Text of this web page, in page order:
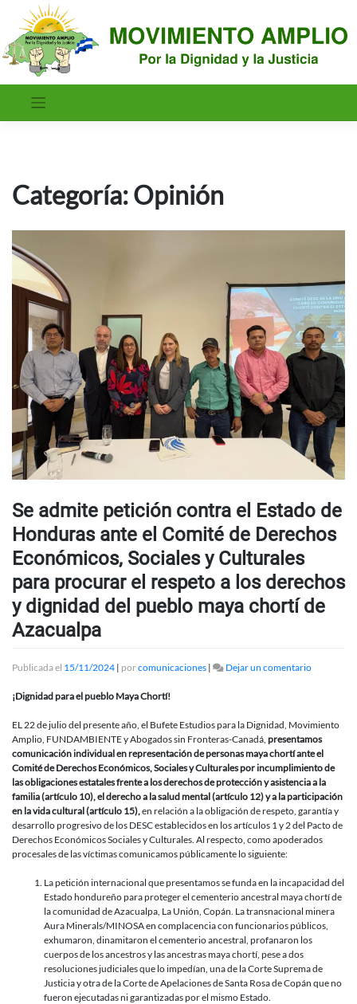
contenido
Categoría:Opinión
Se admite petición contra el Estado de
Honduras ante el Comité de Derechos
Económicos, Sociales y Culturales
para procurar el respeto a los derechos
y dignidad del pueblo maya chortí de
Azacualpa
Publicada el 15/11/2024 | porcomunicaciones | Dejar un comentarioen
contra
el
Estado
de
Honduras
ante
el
Comité
de
Sociales
y
Culturales
para
procurar
respeto
a
¡Dignidad para el pueblo Maya Chortí!
EL 22 de julio del presente año, el Bufete Estudios para la Dignidad, Movimiento
Amplio, FUNDAMBIENTE y Abogados sin Fronteras-Canadá, presentamos
comunicación individual en representación de personas maya chortí ante el
Comité de Derechos Económicos, Sociales y Culturales por incumplimiento de
las obligaciones estatales frente a los derechos de protección y asistencia a la
familia (artículo 10), el derecho a la salud mental (artículo 12) y a la participación
en la vida cultural (artículo 15),en relación a la obligación de respeto, garantía y
desarrollo progresivo de los DESC establecidos en los artículos 1 y 2 del Pacto de
Derechos Económicos Sociales y Culturales. Al respecto, como apoderados
procesales de las víctimas comunicamos públicamente lo siguiente:
La petición internacional que presentamos se funda en la incapacidad del
Estado hondureño para proteger el cementerio ancestral maya chortí de
la comunidad de Azacualpa, La Unión, Copán. La transnacional minera
Aura Minerals/MINOSA en complacencia con funcionarios públicos,
exhumaron, dinamitaron el cementerio ancestral, profanaron los
cuerpos de los ancestros y las ancestras maya chortí, pese a dos
resoluciones judiciales que lo impedían, una de la Corte Suprema de
Justicia y otra de la Corte de Apelaciones de Santa Rosa de Copán que no
fueron ejecutadas ni garantizadas por el mismo Estado.